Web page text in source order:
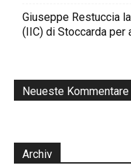
Giuseppe Restuccia
(IIC) di Stoccarda
Neueste Kommentare
Archiv